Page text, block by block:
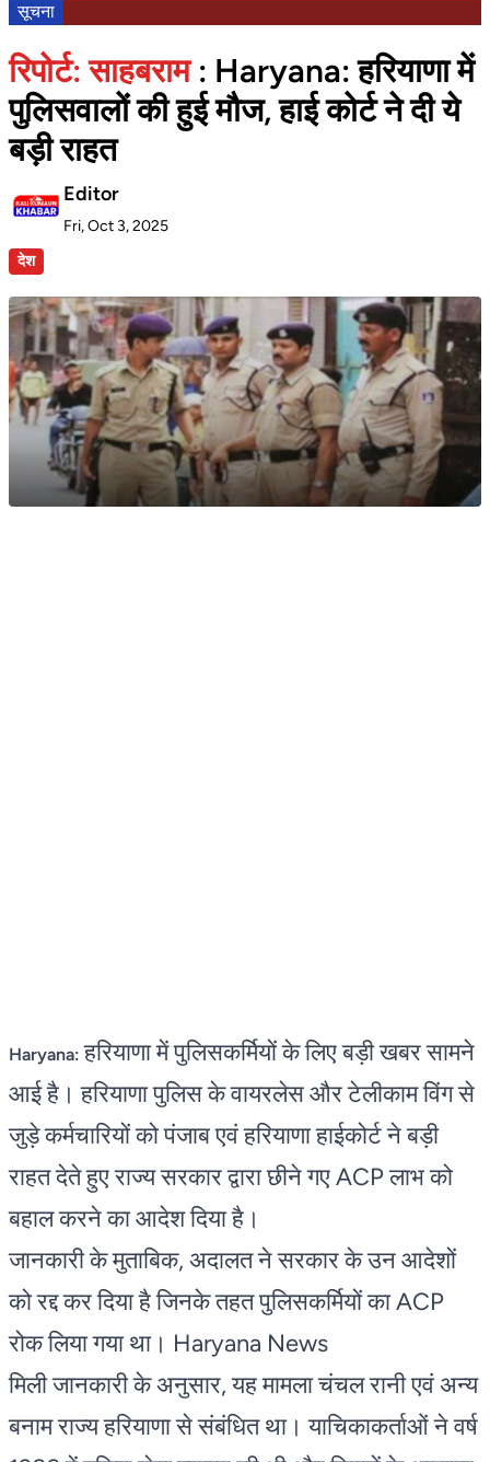
सूचना
रिपोर्ट: साहबराम : Haryana: हरियाणा में
पुलिसवालों की हुई मौज, हाई कोर्ट ने दी ये
बड़ी राहत
Editor
Fri, Oct 3, 2025
देश
Haryana:हरियाणा में पुलिसकर्मियों के लिए बड़ी खबर सामने
आई है। हरियाणा पुलिस के वायरलेस और टेलीकाम विंग से
जुड़े कर्मचारियों को पंजाब एवं हरियाणा हाईकोर्ट ने बड़ी
राहत देते हुए राज्य सरकार द्वारा छीने गए ACP लाभ को
बहाल करने का आदेश दिया है।
जानकारी के मुताबिक, अदालत ने सरकार के उन आदेशों
को रद्द कर दिया है जिनके तहत पुलिसकर्मियों का ACP
रोक लिया गया था। Haryana News
मिली जानकारी के अनुसार, यह मामला चंचल रानी एवं अन्य
बनाम राज्य हरियाणा से संबंधित था। याचिकाकर्ताओं ने वर्ष